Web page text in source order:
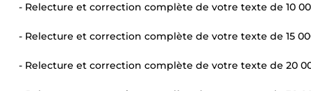
- Relecture et correction complète de votre texte de 10
- Relecture et correction complète de votre texte de 15
- Relecture et correction complète de votre texte de 20